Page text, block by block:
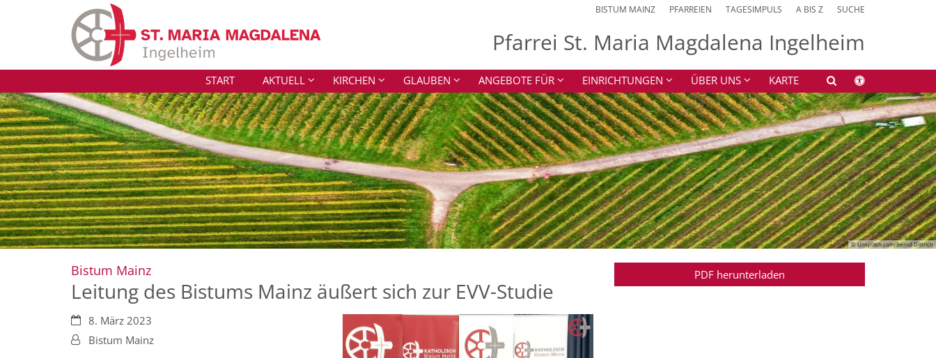
Zum Inhalt springen BISTUM MAINZ PFARREIEN TAGESIMPULS A BIS Z SUCHE
Pfarrei St. Maria Magdalena Ingelheim
START AKTUELL KIRCHEN GLAUBEN ANGEBOTE FÜR EINRICHTUNGEN ÜBER UNS KARTE
© Unsplash.com/Bernd Dittrich
Bistum Mainz:
Leitung des Bistums Mainz äußert sich zur EVV-Studie
Datum:8. März 2023
Von:Bistum Mainz
PDF herunterladen